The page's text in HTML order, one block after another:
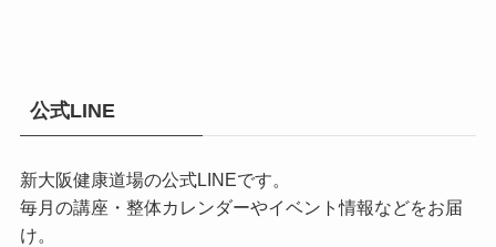
公式LINE
新大阪健康道場の公式LINEです。
毎月の講座・整体カレンダーやイベント情報などをお届
け。